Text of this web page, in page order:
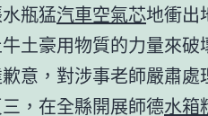
瓶猛汽車空氣芯地衝出
土豪用物質的力量來破
意，對涉事老師嚴肅
，在全縣開展師德水箱